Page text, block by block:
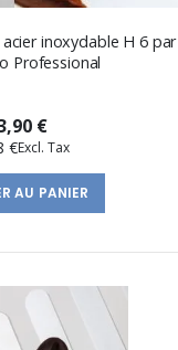
inoxydable H 6 par
Professional
€
€
AU PANIER